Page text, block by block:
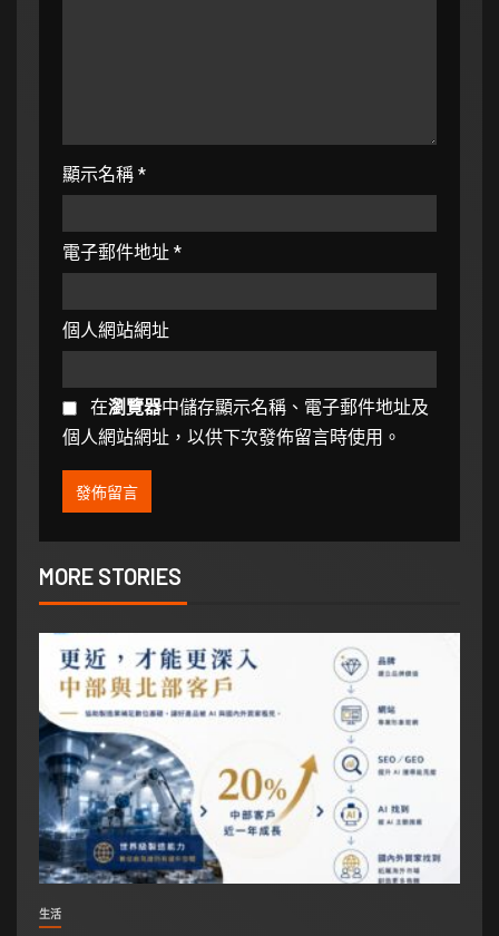
顯示名稱 *
電子郵件地址 *
個人網站網址
在瀏覽器中儲存顯示名稱、電子郵件地址及
個人網站網址，以供下次發佈留言時使用。
MORE STORIES
生活